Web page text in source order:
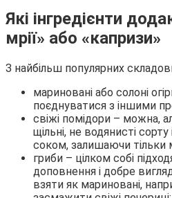
Які інгредієнти
мрії» або «капризи»
З найбільш популярних
мариновані або солоні
поєднуватися з іншими
свіжі помідори – можна,
щільні, не водянисті
соком, залишаючи тільки
гриби – цілком собі
доповнення і добре
взяти як мариновані,